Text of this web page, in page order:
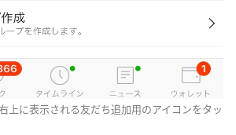
上に表示される友だち追加用のアイコンをタッ